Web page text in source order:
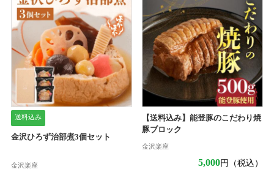
送料込み
金沢ひろず治部煮3個セット
金沢楽座
【送料込み】能登豚のこだわり焼
豚ブロック
金沢楽座
5,000円（税込）